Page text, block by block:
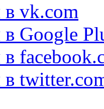
в vk.com
в Google
в